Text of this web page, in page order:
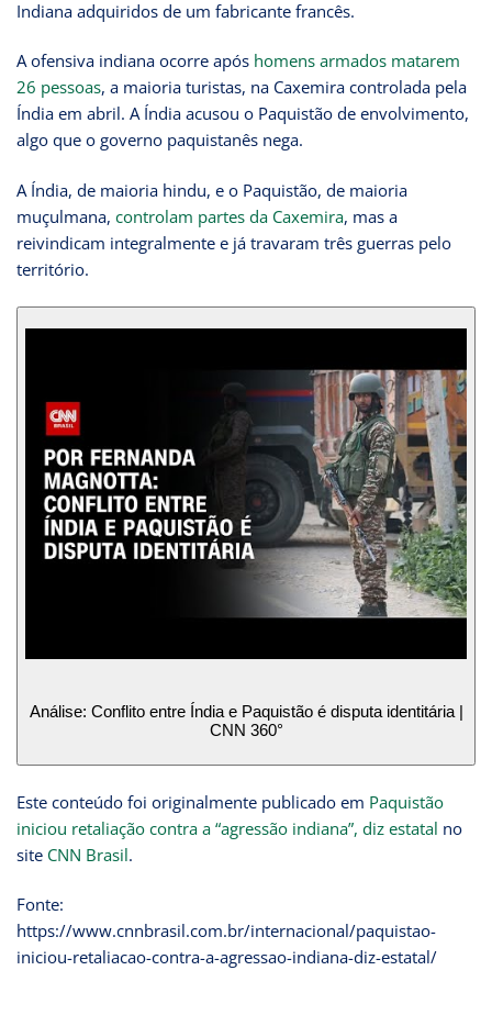
Indiana adquiridos de um fabricante francês.
A ofensiva indiana ocorre após homens armados matarem
26 pessoas, a maioria turistas, na Caxemira controlada pela
Índia em abril. A Índia acusou o Paquistão de envolvimento,
algo que o governo paquistanês nega.
A Índia, de maioria hindu, e o Paquistão, de maioria
muçulmana, controlam partes da Caxemira, mas a
reivindicam integralmente e já travaram três guerras pelo
território.
Análise: Conflito entre Índia e Paquistão é disputa identitária |
CNN 360°
Este conteúdo foi originalmente publicado em Paquistão
iniciou retaliação contra a “agressão indiana”, diz estatal no
site CNN Brasil.
Fonte:
https://www.cnnbrasil.com.br/internacional/paquistao-
iniciou-retaliacao-contra-a-agressao-indiana-diz-estatal/